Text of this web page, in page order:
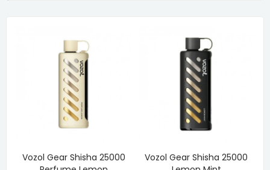
Vozol Gear Shisha 25000
Vozol Gear Shisha 25000